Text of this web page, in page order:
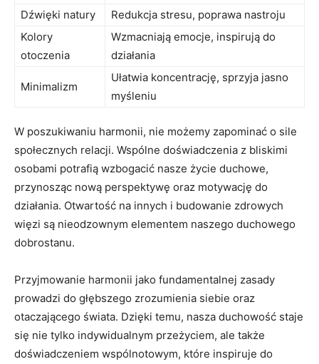
Dźwięki natury
Redukcja stresu, poprawa nastroju
Kolory
otoczenia
Wzmacniają emocje, inspirują do
działania
Minimalizm
Ułatwia koncentrację, sprzyja jasno
myśleniu
W poszukiwaniu harmonii, nie możemy zapominać o sile
społecznych relacji. Wspólne doświadczenia z bliskimi
osobami potrafią wzbogacić nasze życie duchowe,
przynosząc nową perspektywę oraz motywację do
działania. Otwartość na innych i budowanie zdrowych
więzi są nieodzownym elementem naszego duchowego
dobrostanu.
Przyjmowanie harmonii jako fundamentalnej zasady
prowadzi do głębszego zrozumienia siebie oraz
otaczającego świata. Dzięki temu, nasza duchowość staje
się nie tylko indywidualnym przeżyciem, ale także
doświadczeniem wspólnotowym, które inspiruje do